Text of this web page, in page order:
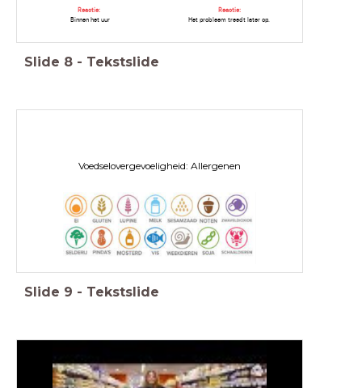
Reactie:
Binnen het uur
Reactie:
Het probleem treedt later op.
Slide 8 - Tekstslide
Voedselovergevoeligheid: Allergenen
Slide 9 - Tekstslide